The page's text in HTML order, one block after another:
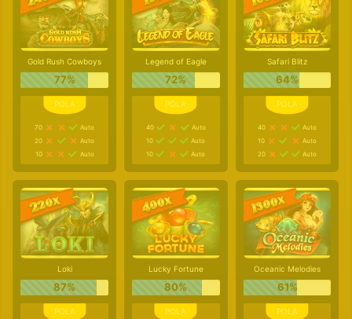
Gold Rush Cowboys
77%
70
Auto
20
Auto
10
Auto
Legend of Eagle
72%
40
Auto
10
Auto
10
Auto
Safari Blitz
64%
40
Auto
10
Auto
20
Auto
Loki
87%
Lucky Fortune
80%
Oceanic Melodies
61%